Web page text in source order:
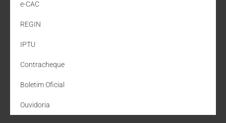
e-CAC
REGIN
IPTU
Contracheque
Boletim Oficial
Ouvidoria